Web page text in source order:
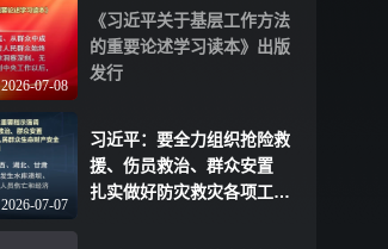
2026-07-08
《习近平关于基层工作方法
的重要论述学习读本》出版
发行
2026-07-07
习近平：要全力组织抢险救
援、伤员救治、群众安置
扎实做好防灾救灾各项工作